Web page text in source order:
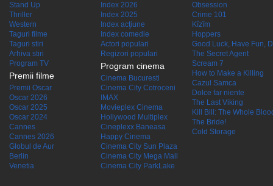
Stand Up
Thriller
Western
Taguri filme
Taguri stiri
Arhiva stiri
Program TV
Premii filme
Premii Oscar
Oscar 2026
Oscar 2025
Oscar 2024
Cannes
Cannes 2026
Globul de Aur
Berlin
Venetia
Index 2026
Index 2025
Index acţiune
Index comedie
Actori populari
Regizori populari
Program cinema
Cinema Bucuresti
Cinema City Cotroceni
IMAX
Movieplex Cinema
Hollywood Multiplex
Cineplexx Baneasa
Happy Cinema
Cinema City Sun Plaza
Cinema City Mega Mall
Cinema City ParkLake
Obsession
Crime 101
Kîzîm
Hoppers
Good Luck, Have Fun,
The Secret Agent
Scream 7
How to Make a Killing
Cazul Samca
Dolce far niente
The Last Viking
Kill Bill: The Whole
The Bride!
Cold Storage